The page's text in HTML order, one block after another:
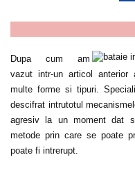
Dupa cum am
vazut intr-un articol anterior
multe forme si tipuri.
descifrat intrutotul
agresiv la un moment dat
metode prin care se poate
poate fi intrerupt.